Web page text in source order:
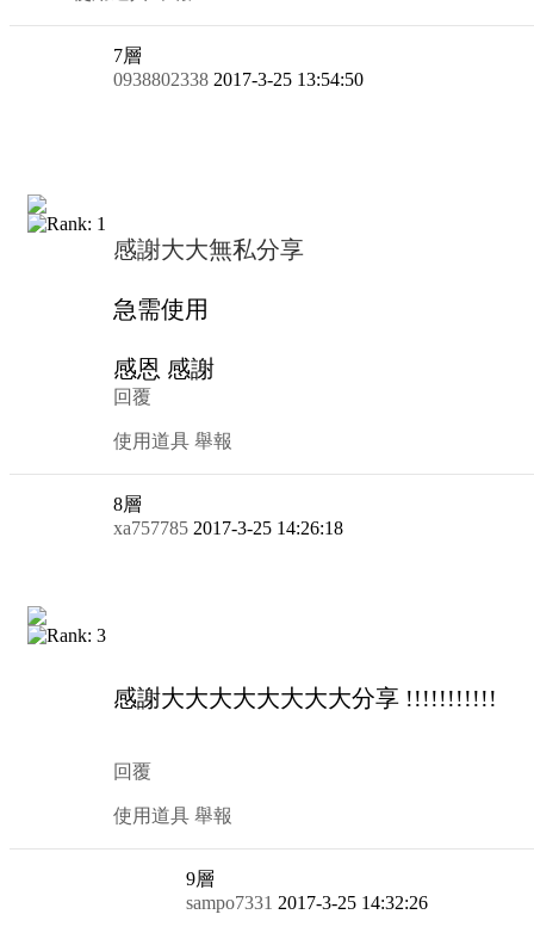
7層
0938802338 2017-3-25 13:54:50
感謝大大無私分享
急需使用
感恩 感謝
回覆
使用道具 舉報
8層
xa757785 2017-3-25 14:26:18
感謝大大大大大大大大分享 !!!!!!!!!!!
回覆
使用道具 舉報
9層
sampo7331 2017-3-25 14:32:26